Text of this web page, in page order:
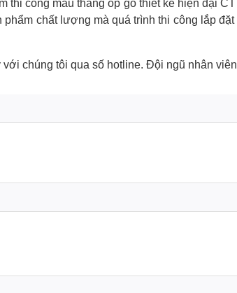
chất lượng mà quá trình thi công lắp
chúng tôi qua số hotline. Đội ngũ nhân